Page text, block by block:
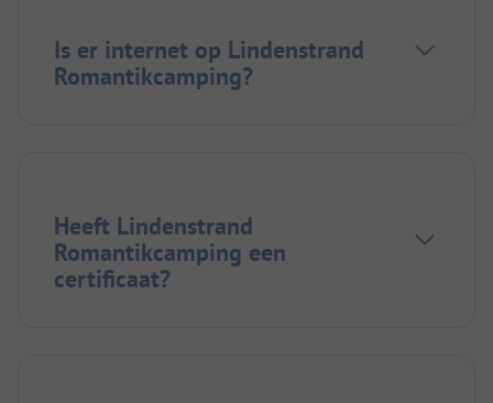
Is er internet op Lindenstrand
Romantikcamping?
Heeft Lindenstrand
Romantikcamping een
certificaat?